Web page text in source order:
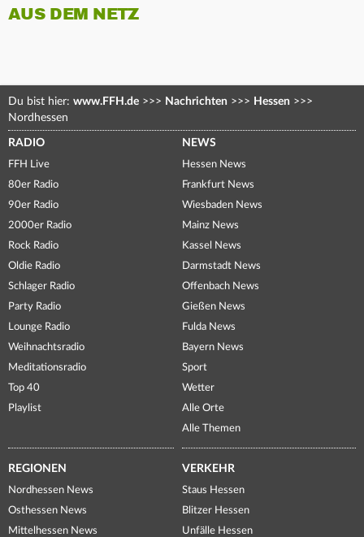
AUS DEM NETZ
Du bist hier: www.FFH.de >>> Nachrichten >>> Hessen >>>
Nordhessen
RADIO
FFH Live
80er Radio
90er Radio
2000er Radio
Rock Radio
Oldie Radio
Schlager Radio
Party Radio
Lounge Radio
Weihnachtsradio
Meditationsradio
Top 40
Playlist
NEWS
Hessen News
Frankfurt News
Wiesbaden News
Mainz News
Kassel News
Darmstadt News
Offenbach News
Gießen News
Fulda News
Bayern News
Sport
Wetter
Alle Orte
Alle Themen
REGIONEN
Nordhessen News
Osthessen News
Mittelhessen News
VERKEHR
Staus Hessen
Blitzer Hessen
Unfälle Hessen